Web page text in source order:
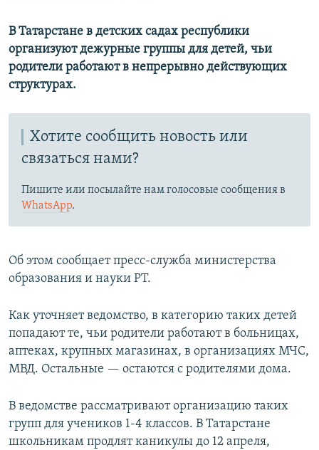
Все сайты РСЕ/РС
В Татарстане в детских садах республики
организуют дежурные группы для детей, чьи
родители работают в непрерывно действующих
структурах.
Хотите сообщить новость или
связаться нами?
Пишите или посылайте нам голосовые сообщения в
WhatsApp.
Об этом сообщает пресс-служба министерства
образования и науки РТ.
Как уточняет ведомство, в категорию таких детей
попадают те, чьи родители работают в больницах,
аптеках, крупных магазинах, в организациях МЧС,
МВД. Остальные — остаются с родителями дома.
В ведомстве рассматривают организацию таких
групп для учеников 1-4 классов. В Татарстане
школьникам продлят каникулы до 12 апреля,